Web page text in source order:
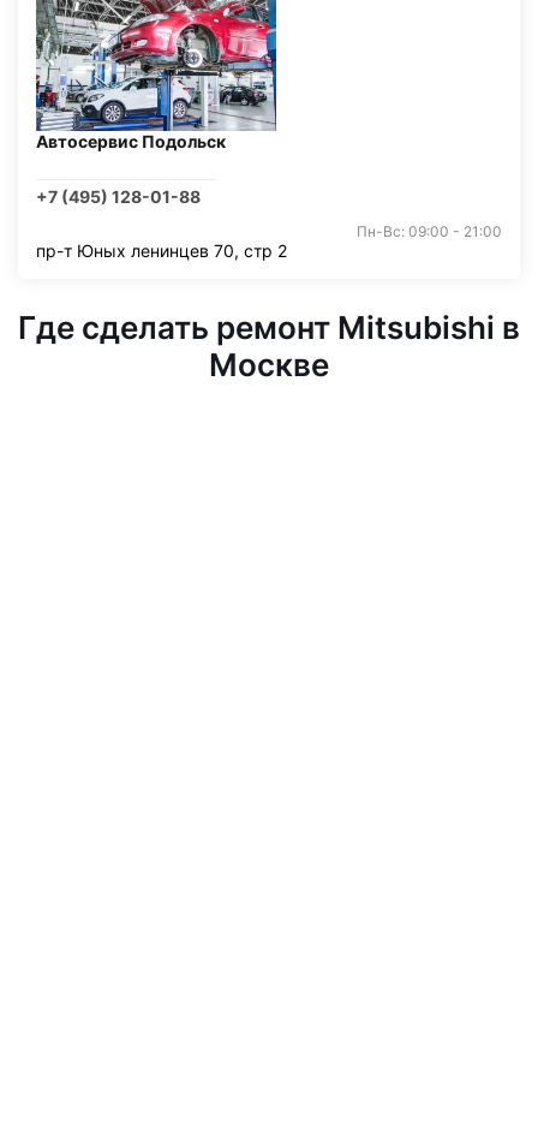
Автосервис Подольск
+7 (495) 128-01-88
Пн-Вс: 09:00 - 21:00
пр-т Юных ленинцев 70, стр 2
Где сделать ремонт Mitsubishi в
Москве